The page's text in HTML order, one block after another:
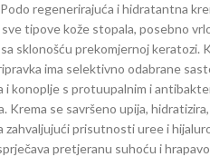
regenerirajuća i hidratantna
sve tipove kože stopala, posebno
sklonošću prekomjernoj keratozi.
ima selektivno odabrane
i konoplje s protuupalnim i
Krema se savršeno upija,
zahvaljujući prisutnosti uree i
pretjeranu suhoću i